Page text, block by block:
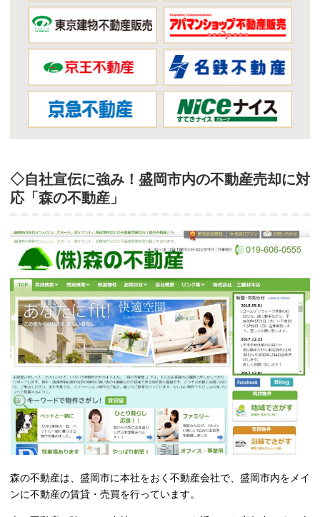
◇自社宣伝に強み！盛岡市内の不動産売却に対
応「森の不動産」
森の不動産は、盛岡市に本社をおく不動産会社で、盛岡市内をメイ
ンに不動産の賃貸・売買を行っています。